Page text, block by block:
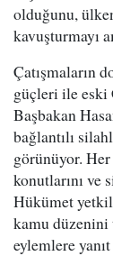
olduğunu,
kavuşturmayı
Çatışmaların
güçleri ile eski
Başbakan
bağlantılı
görünüyor.
konutlarını ve
Hükümet
kamu düzenini
eylemlere